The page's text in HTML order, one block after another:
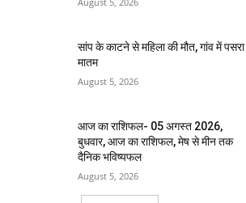
सांप के काटने से महिला की मौत, गांव में पसरा
मातम
August 5, 2026
आज का राशिफल- 05 अगस्त 2026,
बुधवार, आज का राशिफल, मेष से मीन तक
दैनिक भविष्यफल
August 5, 2026